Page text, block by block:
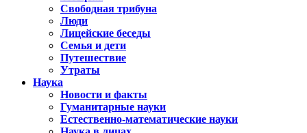
Свободная трибуна
Люди
Лицейские беседы
Семья и дети
Путешествие
Утраты
Наука
Новости и факты
Гуманитарные науки
Естественно-математические науки